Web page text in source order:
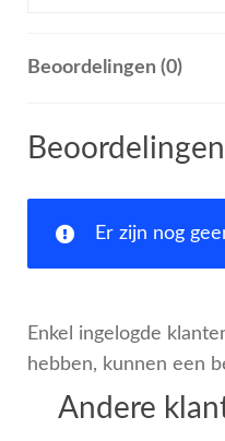
Beoordelingen (0)
Beoordelingen
Er zijn nog
Enkel ingelogde
hebben, kunnen een
Andere